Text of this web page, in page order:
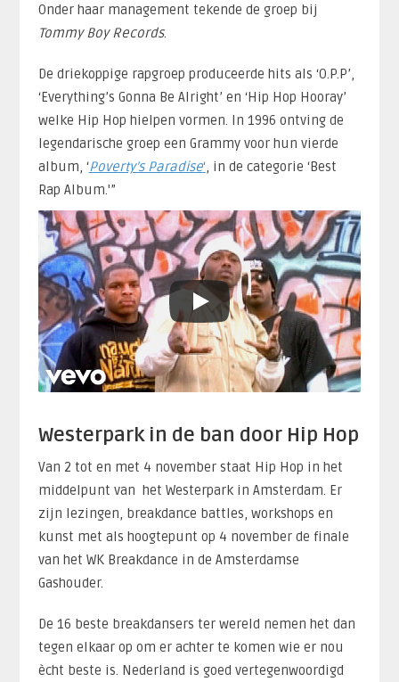
Onder haar management tekende de groep bij
Tommy Boy Records.
De driekoppige rapgroep produceerde hits als ‘O.P.P’,
‘Everything’s Gonna Be Alright’ en ‘Hip Hop Hooray’
welke Hip Hop hielpen vormen. In 1996 ontving de
legendarische groep een Grammy voor hun vierde
album, ‘Poverty’s Paradise‘, in de categorie ‘Best
Rap Album.'”
Westerpark in de ban door Hip Hop
Van 2 tot en met 4 november staat Hip Hop in het
middelpunt van het Westerpark in Amsterdam. Er
zijn lezingen, breakdance battles, workshops en
kunst met als hoogtepunt op 4 november de finale
van het WK Breakdance in de Amsterdamse
Gashouder.
De 16 beste breakdansers ter wereld nemen het dan
tegen elkaar op om er achter te komen wie er nou
ècht beste is. Nederland is goed vertegenwoordigd